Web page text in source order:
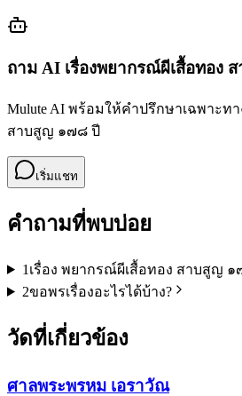
ถาม AI เรื่องพยากรณ์ผีเสื้อทอง
Mulute AI พร้อมให้คำปรึกษาเฉพาะทา
สาบสูญ ๑๗๘ ปี
เริ่มแชท
คำถามที่พบบ่อย
1 เรื่อง พยากรณ์ผีเสื้อทอง สาบสูญ
2ขอพรเรื่องอะไรได้บ้าง?
วัดที่เกี่ยวข้อง
ศาลพระพรหม เอราวัณ